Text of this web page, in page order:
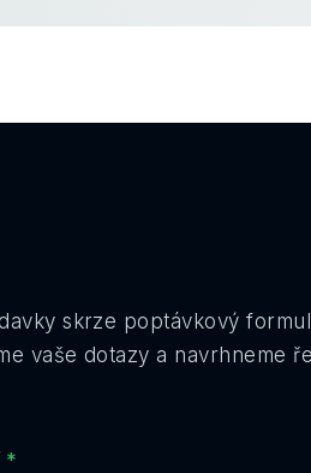
skrze poptávkový
vaše dotazy a navrhneme